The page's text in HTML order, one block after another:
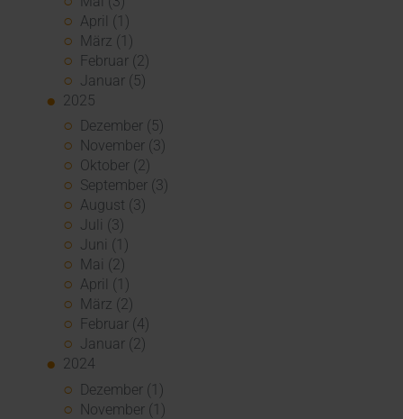
April (1)
März (1)
Februar (2)
Januar (5)
2025
Dezember (5)
November (3)
Oktober (2)
September (3)
August (3)
Juli (3)
Juni (1)
Mai (2)
April (1)
März (2)
Februar (4)
Januar (2)
2024
Dezember (1)
November (1)